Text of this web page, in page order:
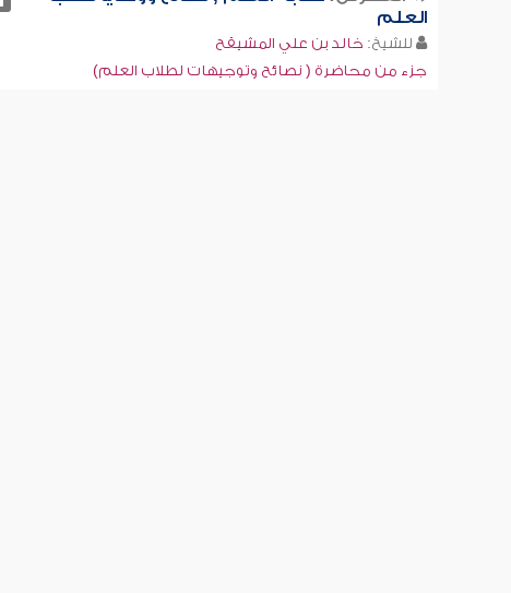
العلم
للشيخ: خالد بن علي المشيقح
جزء من محاضرة ( نصائح وتوجيهات لطلاب العلم)